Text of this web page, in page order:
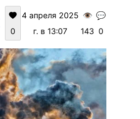
0
4 апреля 2025
г. в 13:07
👁️
143
💬
0